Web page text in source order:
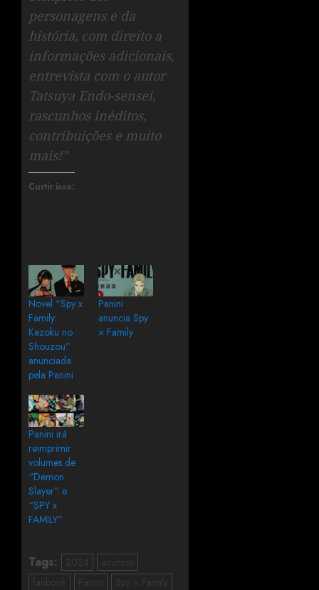
personagens e da
história, com direito a
informações adicionais,
entrevista com o autor
Tatsuya Endo-sensei,
rascunhos inéditos,
contribuições e muito
mais!”
Curtir isso:
Novel “Spy x
Family:
Kazoku no
Shouzou”
anunciada
pela Panini
Panini
anuncia Spy
× Family
Panini irá
reimprimir
volumes de
“Demon
Slayer” e
“SPY x
FAMILY”
Tags: 2024
anúncio
fanbook
Panini
Spy × Family